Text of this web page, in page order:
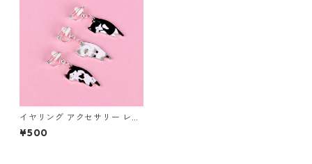
イヤリング アクセサリー レデ
ィース 猫 片耳用 動物 にゃん
こ キャット カワイイ 首根っこ
¥500